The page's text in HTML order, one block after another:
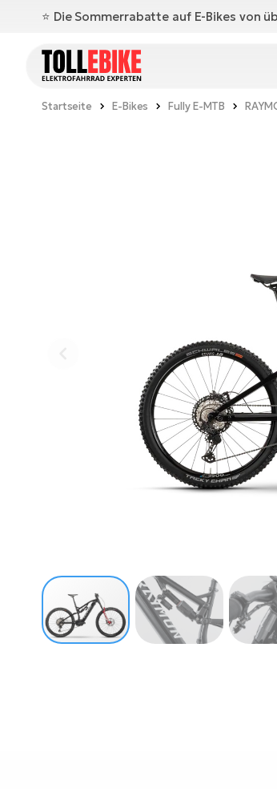
⭐️ Die Sommerrabatte auf E-Bikes von
Startseite E-Bikes Fully E-MTB